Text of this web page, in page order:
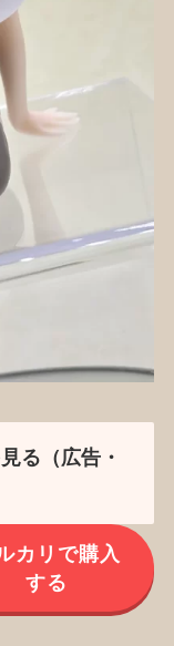
る（広告・
カリで購入
する